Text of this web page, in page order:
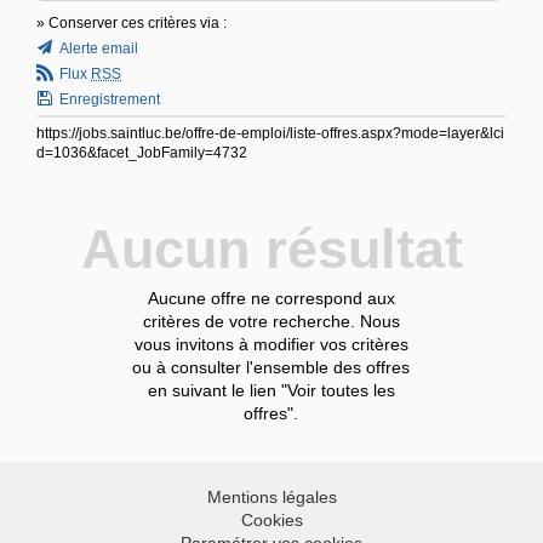
» Conserver ces critères via :
Alerte email
Flux RSS
Enregistrement
https://jobs.saintluc.be/offre-de-emploi/liste-offres.aspx?mode=layer&lci
d=1036&facet_JobFamily=4732
Aucun résultat
Aucune offre ne correspond aux
critères de votre recherche. Nous
vous invitons à modifier vos critères
ou à consulter l'ensemble des offres
en suivant le lien "Voir toutes les
offres".
Mentions légales
Cookies